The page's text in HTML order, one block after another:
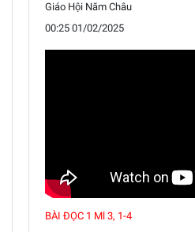
Giáo Hội Năm Châu
00:25 01/02/2025
BÀI ĐỌC 1 Ml 3, 1-4